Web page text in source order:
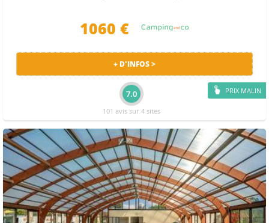
1060 €
PRIX MALIN
+ D'INFOS >
7.0
101 avis sur 4 sites